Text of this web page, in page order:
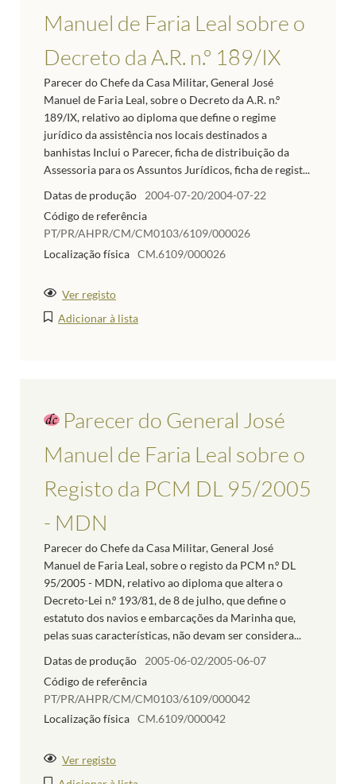
Manuel de Faria Leal sobre o
Decreto da A.R. n.º 189/IX
Parecer do Chefe da Casa Militar, General José
Manuel de Faria Leal, sobre o Decreto da A.R. n.º
189/IX, relativo ao diploma que define o regime
jurídico da assistência nos locais destinados a
banhistas Inclui o Parecer, ficha de distribuição da
Assessoria para os Assuntos Jurídicos, ficha de regist...
Datas de produção
2004-07-20/2004-07-22
Código de referência
PT/PR/AHPR/CM/CM0103/6109/000026
Localização física CM.6109/000026
Ver registo
Adicionar à lista
Parecer do General José
Manuel de Faria Leal sobre o
Registo da PCM DL 95/2005
- MDN
Parecer do Chefe da Casa Militar, General José
Manuel de Faria Leal, sobre o registo da PCM n.º DL
95/2005 - MDN, relativo ao diploma que altera o
Decreto-Lei n.º 193/81, de 8 de julho, que define o
estatuto dos navios e embarcações da Marinha que,
pelas suas características, não devam ser considera...
Datas de produção
2005-06-02/2005-06-07
Código de referência
PT/PR/AHPR/CM/CM0103/6109/000042
Localização física CM.6109/000042
Ver registo